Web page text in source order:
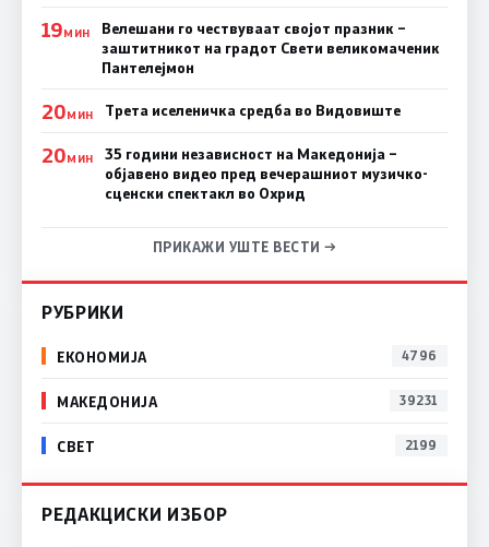
19МИН
Велешани го чествуваат својот празник –
заштитникот на градот Свети великомаченик
Пантелејмон
20МИН Трета иселеничка средба во Видовиште
20МИН
35 години независност на Македонија –
објавено видео пред вечерашниот музичко-
сценски спектакл во Охрид
ПРИКАЖИ УШТЕ ВЕСТИ →
РУБРИКИ
ЕКОНОМИЈА 4796
МАКЕДОНИЈА 39231
СВЕТ 2199
РЕДАКЦИСКИ ИЗБОР